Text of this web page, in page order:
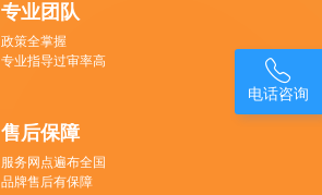
专业团队
政策全掌握
专业指导过审率高
售后保障
服务网点遍布全国
品牌售后有保障

电话咨询